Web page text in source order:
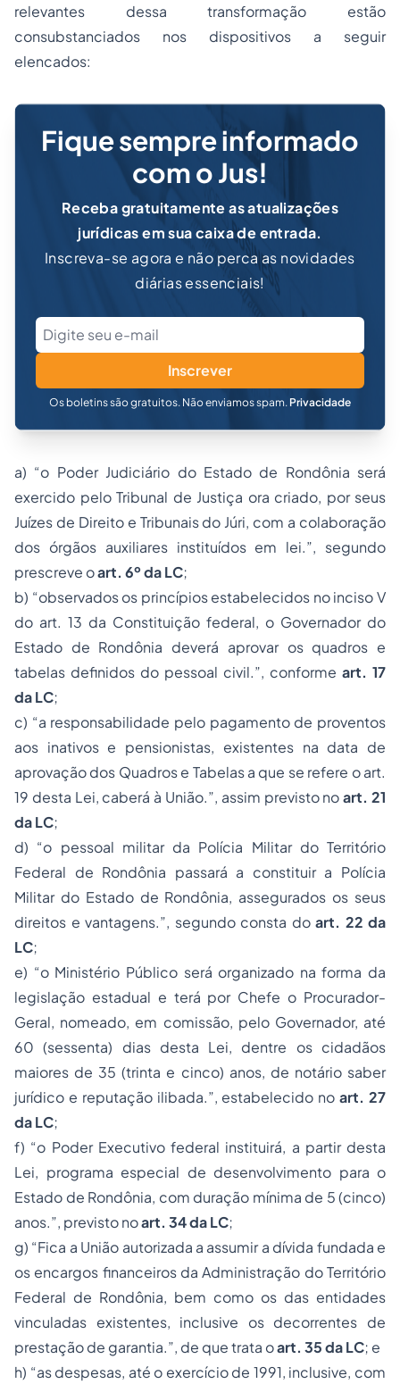
relevantes dessa transformação estão
consubstanciados nos dispositivos a seguir
elencados:
Fique sempre informado
com o Jus!
Receba gratuitamente as atualizações
jurídicas em sua caixa de entrada.
Inscreva-se agora e não perca as novidades
diárias essenciais!
Inscrever
Os boletins são gratuitos. Não enviamos spam. Privacidade
a) “o Poder Judiciário do Estado de Rondônia será
exercido pelo Tribunal de Justiça ora criado, por seus
Juízes de Direito e Tribunais do Júri, com a colaboração
dos órgãos auxiliares instituídos em lei.”, segundo
prescreve oart. 6º da LC;
b) “observados os princípios estabelecidos no inciso V
do art. 13 da Constituição federal, o Governador do
Estado de Rondônia deverá aprovar os quadros e
tabelas definidos do pessoal civil.”, conforme art. 17
da LC;
c) “a responsabilidade pelo pagamento de proventos
aos inativos e pensionistas, existentes na data de
aprovação dos Quadros e Tabelas a que se refere o art.
19 desta Lei, caberá à União.”, assim previsto noart. 21
da LC;
d) “o pessoal militar da Polícia Militar do Território
Federal de Rondônia passará a constituir a Polícia
Militar do Estado de Rondônia, assegurados os seus
direitos e vantagens.”, segundo consta do art. 22 da
LC;
e) “o Ministério Público será organizado na forma da
legislação estadual e terá por Chefe o Procurador-
Geral, nomeado, em comissão, pelo Governador, até
60 (sessenta) dias desta Lei, dentre os cidadãos
maiores de 35 (trinta e cinco) anos, de notário saber
jurídico e reputação ilibada.”, estabelecido noart. 27
da LC;
f) “o Poder Executivo federal instituirá, a partir desta
Lei, programa especial de desenvolvimento para o
Estado de Rondônia, com duração mínima de 5 (cinco)
anos.”, previsto noart. 34 da LC;
g) “Fica a União autorizada a assumir a dívida fundada e
os encargos financeiros da Administração do Território
Federal de Rondônia, bem como os das entidades
vinculadas existentes, inclusive os decorrentes de
prestação de garantia.”, de que trata oart. 35 da LC; e
h) “as despesas, até o exercício de 1991, inclusive, com